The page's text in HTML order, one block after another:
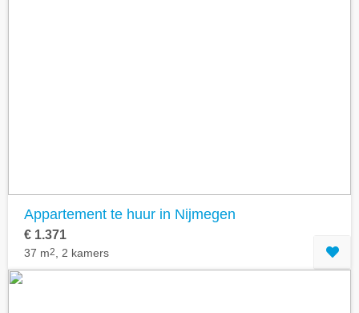
Appartement te huur in Nijmegen
€ 1.371
37 m2 , 2 kamers